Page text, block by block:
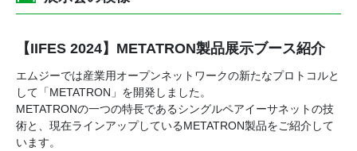
【IIFES 2024】METATRON製品展示ブース紹介
エムジーでは産業用オープンネットワークの新たなプロトコルと
して「METATRON」を開発しました。
METATRONの一つの特長であるシングルペアイーサネットの技
術と、現在ラインアップしているMETATRON製品をご紹介して
います。